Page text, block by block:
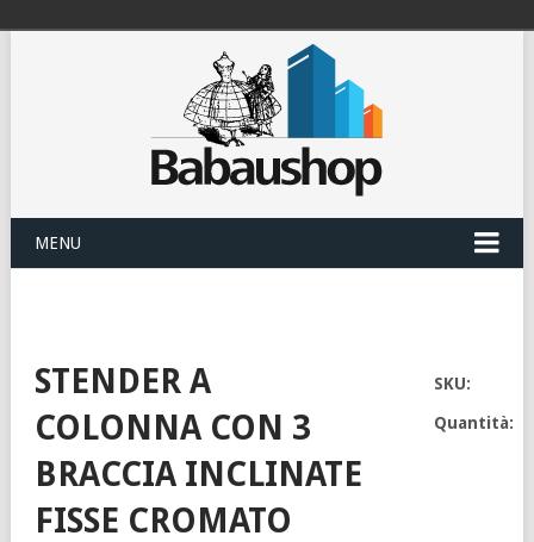
MENU
STENDER A
COLONNA CON 3
BRACCIA INCLINATE
FISSE CROMATO
SKU:
Quantità: